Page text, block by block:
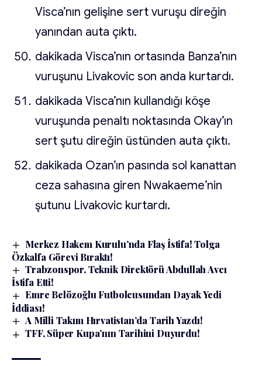
Visca’nın gelişine sert vuruşu direğin
yanından auta çıktı.
dakikada Visca’nın ortasında Banza’nın
vuruşunu Livakovic son anda kurtardı.
dakikada Visca’nın kullandığı köşe
vuruşunda penaltı noktasında Okay’ın
sert şutu direğin üstünden auta çıktı.
dakikada Ozan’ın pasında sol kanattan
ceza sahasına giren Nwakaeme’nin
şutunu Livakovic kurtardı.
Merkez Hakem Kurulu’nda Flaş İstifa! Tolga
Özkalfa Görevi Bıraktı!
Trabzonspor, Teknik Direktörü Abdullah Avcı
İstifa Etti!
Emre Belözoğlu Futbolcusundan Dayak Yedi
İddiası!
A Milli Takım Hırvatistan’da Tarih Yazdı!
TFF, Süper Kupa’nın Tarihini Duyurdu!